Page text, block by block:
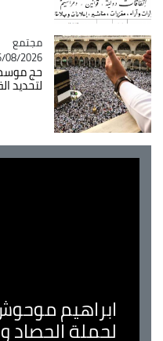
Catégorie
مجتمع
06/08/2026 - 21:27
لتحديد
ابراهيم
لحملة الحصاد